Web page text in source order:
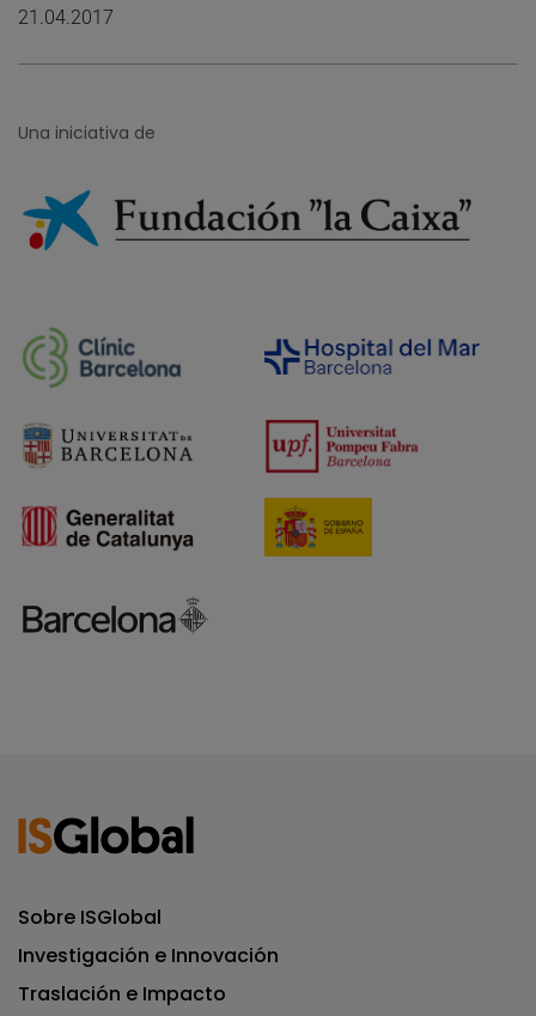
21.04.2017
Una iniciativa de
Sobre ISGlobal
Investigación e Innovación
Traslación e Impacto